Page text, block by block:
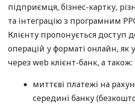
підприємця, бізнес-картку,
та інтеграцію з програмним
Клієнту пропонується доступ
операцій у форматі онлайн, як
через web клієнт-банк, а також:
миттєві платежі на
середині банку